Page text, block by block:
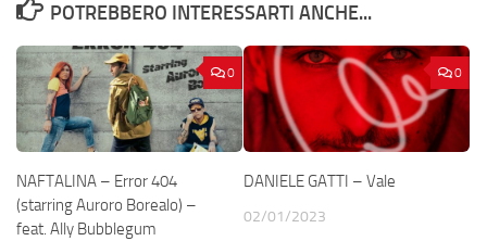
POTREBBERO INTERESSARTI ANCHE...
0
NAFTALINA – Error 404
(starring Auroro Borealo) –
feat. Ally Bubblegum
0
DANIELE GATTI – Vale
02/01/2023